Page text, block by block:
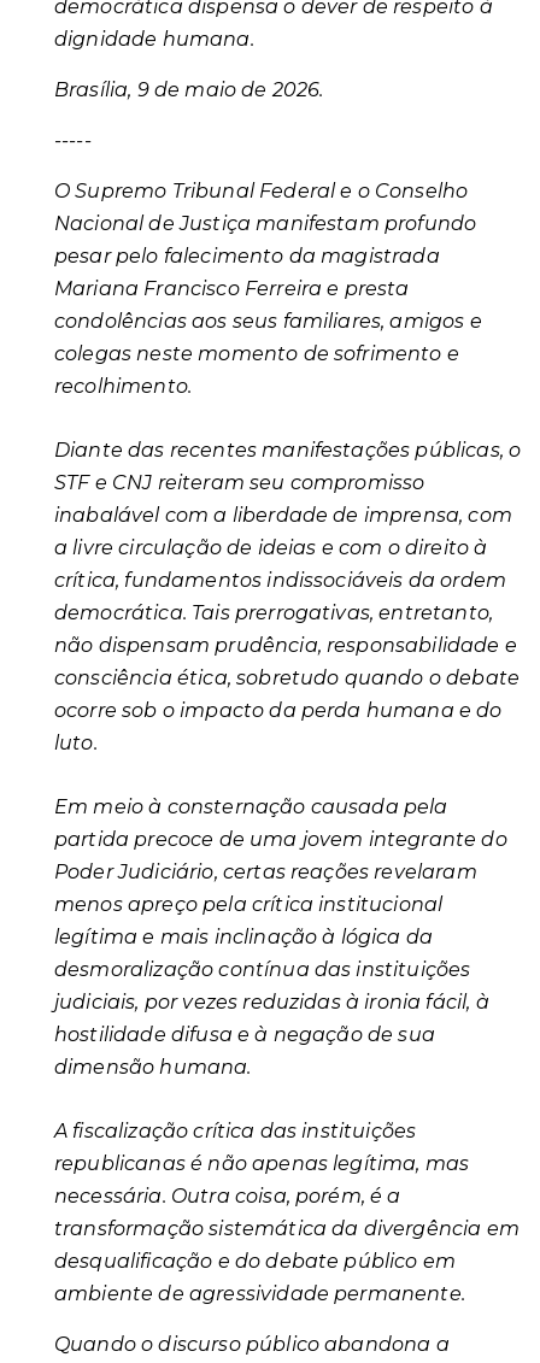
democrática dispensa o dever de respeito à
dignidade humana.
Brasília, 9 de maio de 2026.
-----
O Supremo Tribunal Federal e o Conselho
Nacional de Justiça manifestam profundo
pesar pelo falecimento da magistrada
Mariana Francisco Ferreira e presta
condolências aos seus familiares, amigos e
colegas neste momento de sofrimento e
recolhimento.
Diante das recentes manifestações públicas, o
STF e CNJ reiteram seu compromisso
inabalável com a liberdade de imprensa, com
a livre circulação de ideias e com o direito à
crítica, fundamentos indissociáveis da ordem
democrática. Tais prerrogativas, entretanto,
não dispensam prudência, responsabilidade e
consciência ética, sobretudo quando o debate
ocorre sob o impacto da perda humana e do
luto.
Em meio à consternação causada pela
partida precoce de uma jovem integrante do
Poder Judiciário, certas reações revelaram
menos apreço pela crítica institucional
legítima e mais inclinação à lógica da
desmoralização contínua das instituições
judiciais, por vezes reduzidas à ironia fácil, à
hostilidade difusa e à negação de sua
dimensão humana.
A fiscalização crítica das instituições
republicanas é não apenas legítima, mas
necessária. Outra coisa, porém, é a
transformação sistemática da divergência em
desqualificação e do debate público em
ambiente de agressividade permanente.
Quando o discurso público abandona a